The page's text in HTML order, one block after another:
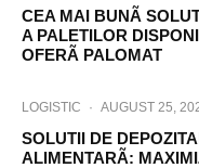
CEA MAI BUNÃ
A PALETILOR
OFERÃ PALOMAT
LOGISTIC · AUGUST 25,
SOLUTII DE
ALIMENTARÃ: